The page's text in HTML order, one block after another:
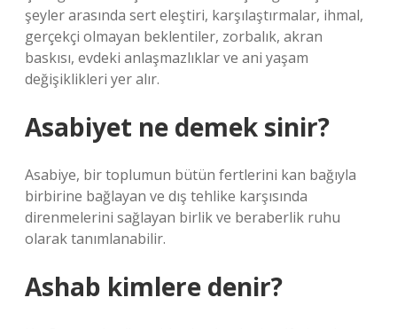
şeyler arasında sert eleştiri, karşılaştırmalar, ihmal,
gerçekçi olmayan beklentiler, zorbalık, akran
baskısı, evdeki anlaşmazlıklar ve ani yaşam
değişiklikleri yer alır.
Asabiyet ne demek sinir?
Asabiye, bir toplumun bütün fertlerini kan bağıyla
birbirine bağlayan ve dış tehlike karşısında
direnmelerini sağlayan birlik ve beraberlik ruhu
olarak tanımlanabilir.
Ashab kimlere denir?